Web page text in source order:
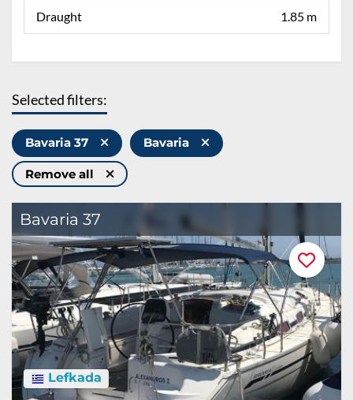
Draught 1.85 m
Selected filters:
Bavaria 37 Bavaria
Remove all
Bavaria 37
Lefkada